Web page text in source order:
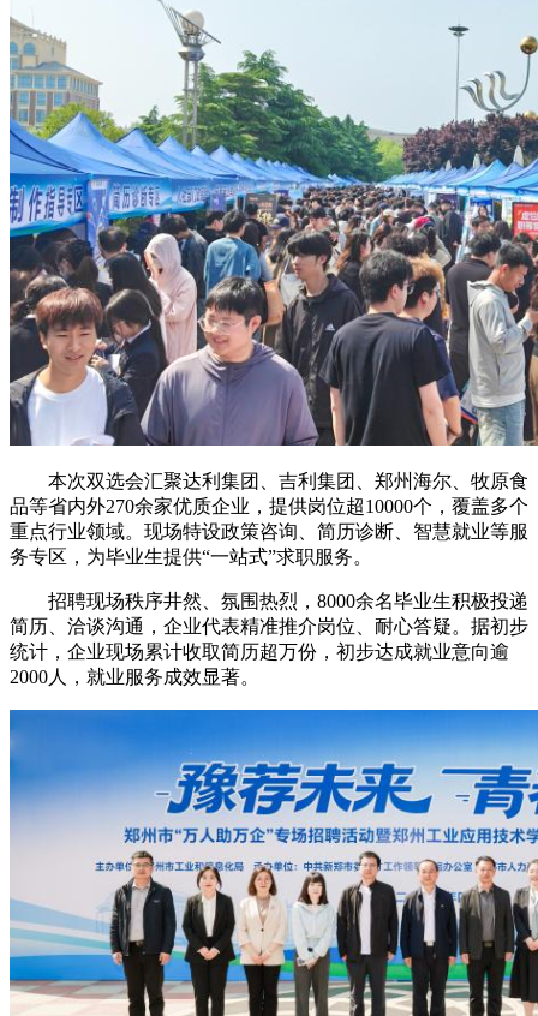
本次双选会汇聚达利集团、吉利集团、郑州海尔、牧原食
品等省内外270余家优质企业，提供岗位超10000个，覆盖多个
重点行业领域。现场特设政策咨询、简历诊断、智慧就业等服
务专区，为毕业生提供“一站式”求职服务。
招聘现场秩序井然、氛围热烈，8000余名毕业生积极投递
简历、洽谈沟通，企业代表精准推介岗位、耐心答疑。据初步
统计，企业现场累计收取简历超万份，初步达成就业意向逾
2000人，就业服务成效显著。